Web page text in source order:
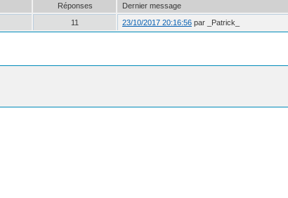
Réponses
Dernier message
11 23/10/2017 20:16:56 par _Patrick_